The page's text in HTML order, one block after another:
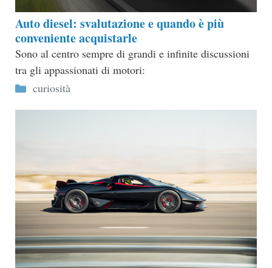
Auto diesel: svalutazione e quando è più
conveniente acquistarle
Sono al centro sempre di grandi e infinite discussioni
tra gli appassionati di motori:
Categorie
curiosità